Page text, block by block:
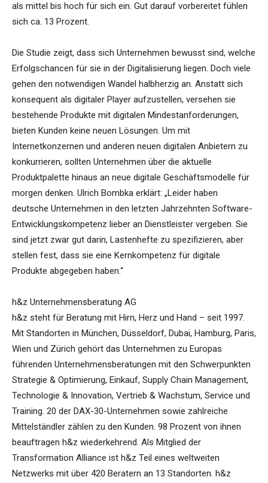
als mittel bis hoch für sich ein. Gut darauf vorbereitet fühlen
sich ca. 13 Prozent.
Die Studie zeigt, dass sich Unternehmen bewusst sind, welche
Erfolgschancen für sie in der Digitalisierung liegen. Doch viele
gehen den notwendigen Wandel halbherzig an. Anstatt sich
konsequent als digitaler Player aufzustellen, versehen sie
bestehende Produkte mit digitalen Mindestanforderungen,
bieten Kunden keine neuen Lösungen. Um mit
Internetkonzernen und anderen neuen digitalen Anbietern zu
konkurrieren, sollten Unternehmen über die aktuelle
Produktpalette hinaus an neue digitale Geschäftsmodelle für
morgen denken. Ulrich Bombka erklärt: „Leider haben
deutsche Unternehmen in den letzten Jahrzehnten Software-
Entwicklungskompetenz lieber an Dienstleister vergeben. Sie
sind jetzt zwar gut darin, Lastenhefte zu spezifizieren, aber
stellen fest, dass sie eine Kernkompetenz für digitale
Produkte abgegeben haben.“
h&z Unternehmensberatung AG
h&z steht für Beratung mit Hirn, Herz und Hand – seit 1997.
Mit Standorten in München, Düsseldorf, Dubai, Hamburg, Paris,
Wien und Zürich gehört das Unternehmen zu Europas
führenden Unternehmensberatungen mit den Schwerpunkten
Strategie & Optimierung, Einkauf, Supply Chain Management,
Technologie & Innovation, Vertrieb & Wachstum, Service und
Training. 20 der DAX-30-Unternehmen sowie zahlreiche
Mittelständler zählen zu den Kunden. 98 Prozent von ihnen
beauftragen h&z wiederkehrend. Als Mitglied der
Transformation Alliance ist h&z Teil eines weltweiten
Netzwerks mit über 420 Beratern an 13 Standorten. h&z